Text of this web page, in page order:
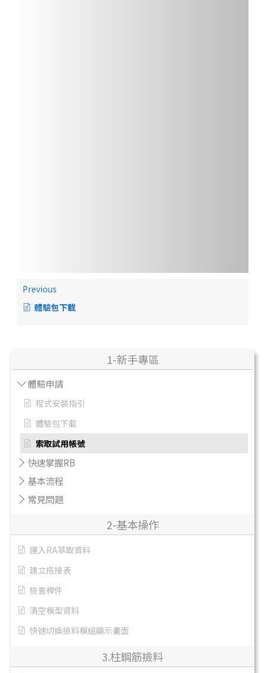
1-新手專區
體驗申請
程式安裝指引
體驗包下載
索取試用帳號
快速掌握RB
基本流程
常見問題
2-基本操作
匯入RA萃取資料
建立搭接表
檢查桿件
清空模型資料
快速切換撿料模組顯示畫面
3.柱鋼筋撿料
Previous
體驗包下載